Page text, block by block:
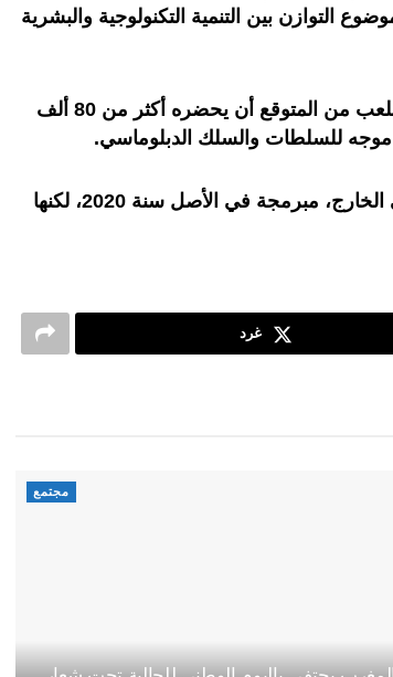
التوازن بين التنمية التكنولوجية والبشرية
وفي جاكرتا،سيقيم بابا الفاتيكان قداسا في ملعب من المتوقع أن يحضره أكثر من 80 ألف
للسلطات والسلك الدبلوماسي.
وكانت هذه الرحلة، ال45 للبابا الأرجنتيني إلى الخارج، مبرمجة في الأصل سنة 2020، لكنها
غرد
مجتمع